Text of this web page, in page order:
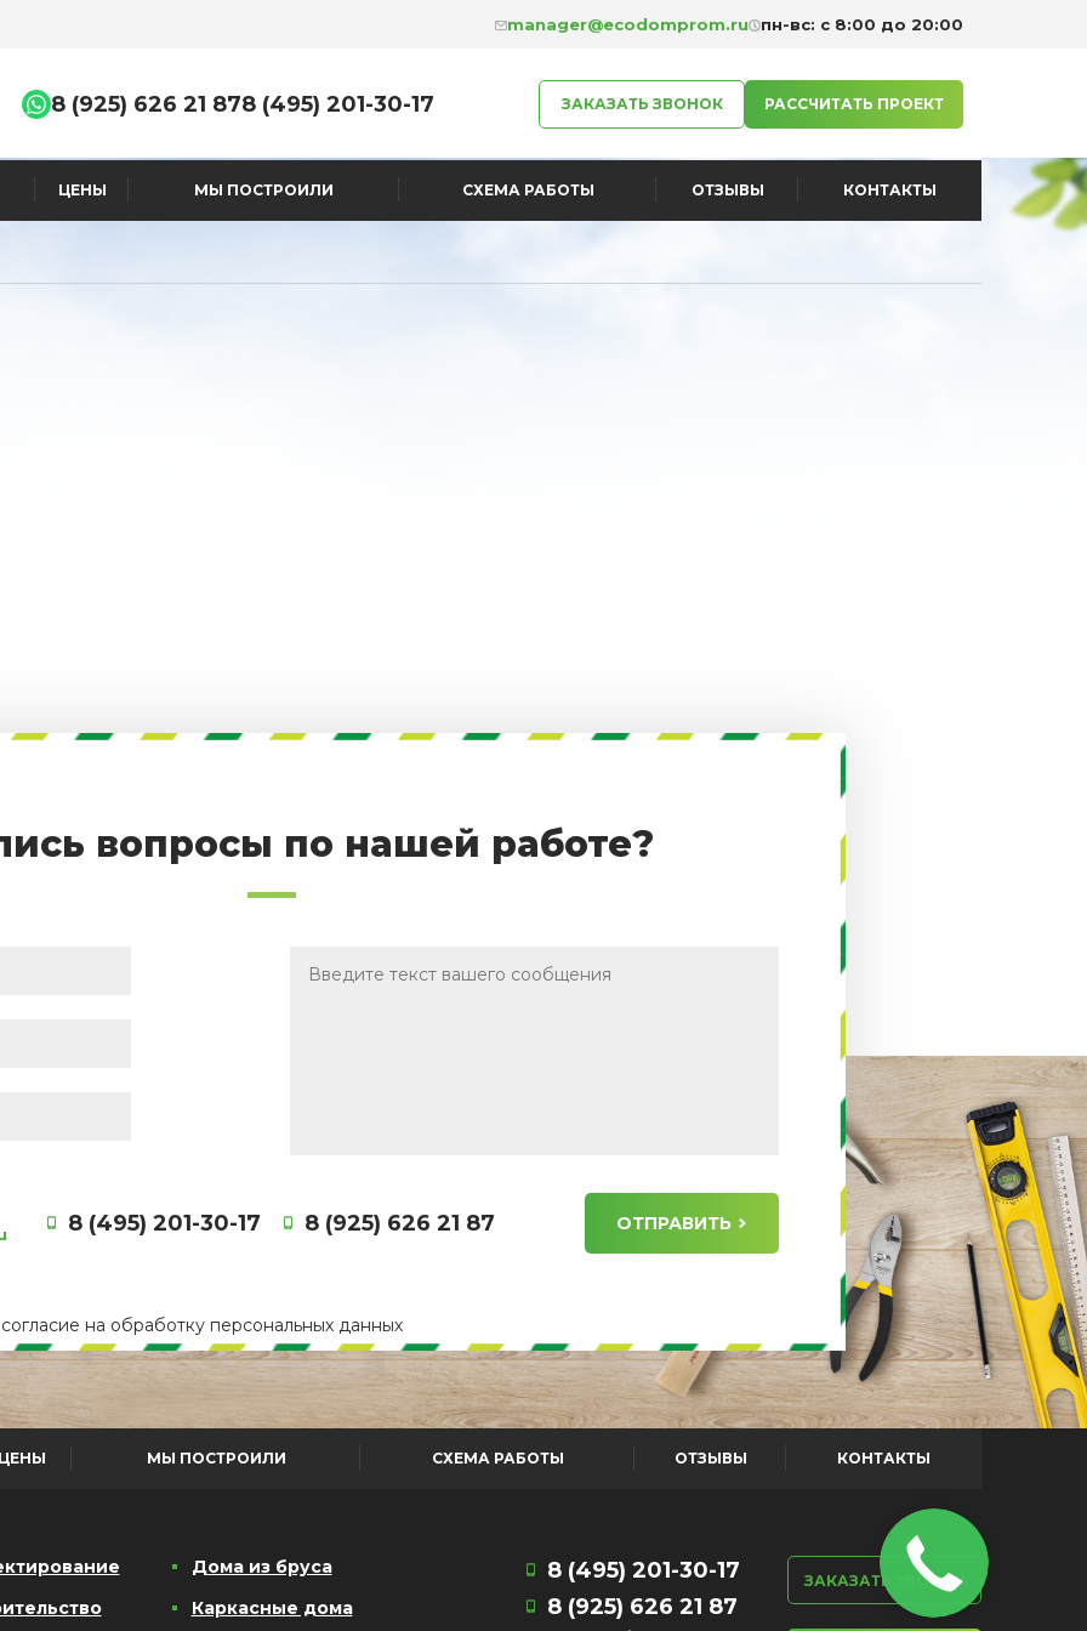
manager@ecodomprom.ru пн-вс: с 8:00 до 20:00
8 (495) 201-30-17
8 (925) 626 21 87 ЗАКАЗАТЬ ЗВОНОК РАССЧИТАТЬ ПРОЕКТ
ЦЕНЫ МЫ ПОСТРОИЛИ СХЕМА РАБОТЫ ОТЗЫВЫ КОНТАКТЫ
вопросы по нашей работе?
8 (495) 201-30-17 8 (925) 626 21 87 ОТПРАВИТЬ
согласие на обработку персональных данных
МЫ ПОСТРОИЛИ СХЕМА РАБОТЫ ОТЗЫВЫ КОНТАКТЫ
Дома из бруса
Каркасные дома
8 (495) 201-30-17
8 (925) 626 21 87
ЗАКАЗАТЬ ЗВОНОК